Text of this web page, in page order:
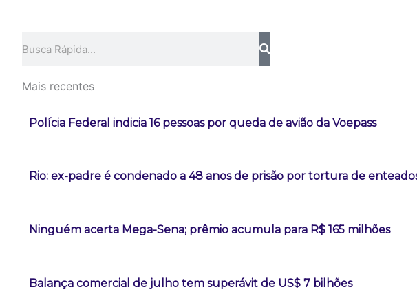
Mais recentes
Polícia Federal indicia 16 pessoas por queda de avião da Voepass
Rio: ex-padre é condenado a 48 anos de prisão por tortura de
Ninguém acerta Mega-Sena; prêmio acumula para R$ 165 milhões
Balança comercial de julho tem superávit de US$ 7 bilhões